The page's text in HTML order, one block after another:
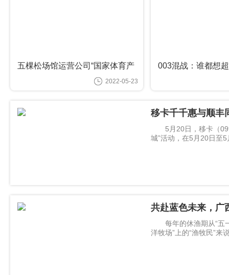
五棵松场馆运营公司“国家体育产
2022-05-23
003混战：谁都想
移卡千千惠与顺丰
5月20日，移卡（
城”活动，在5月20日至
共赴蓝色未来，广
每年的休渔期从“五一
洋牧场”上的“渔牧民”来